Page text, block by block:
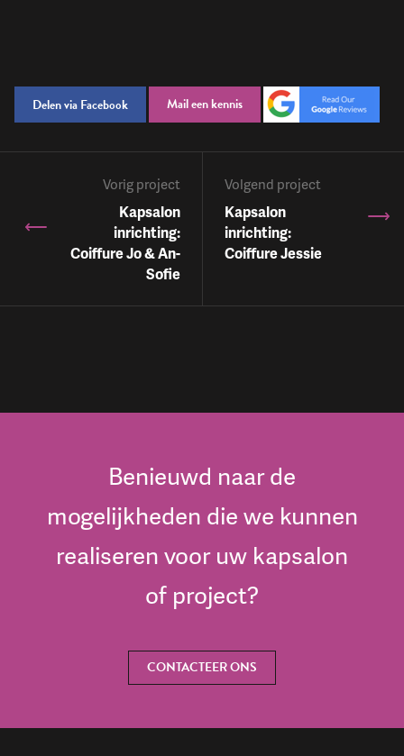
Delen via Facebook Mail een kennis
Vorig project
Kapsalon
inrichting:
Coiffure Jo & An-
Sofie
Volgend project
Kapsalon
inrichting:
Coiffure Jessie
Benieuwd naar de
mogelijkheden die we kunnen
realiseren voor uw kapsalon
of project?
CONTACTEER ONS